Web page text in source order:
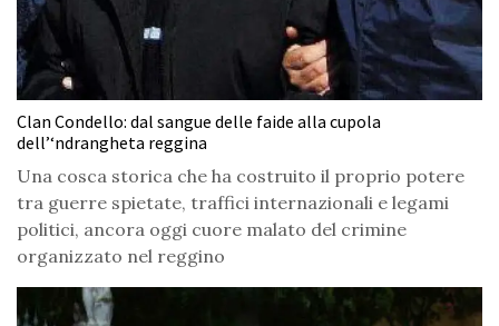
Clan Condello: dal sangue delle faide alla cupola
dell’‘ndrangheta reggina
Una cosca storica che ha costruito il proprio potere
tra guerre spietate, traffici internazionali e legami
politici, ancora oggi cuore malato del crimine
organizzato nel reggino